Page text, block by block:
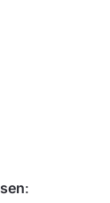
: